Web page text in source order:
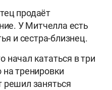
продаёт
У Митчелла есть
и сестра-близнец.
начал кататься в три
на тренировки
решил заняться